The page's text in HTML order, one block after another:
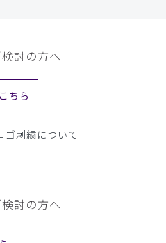
討の方へ
ちら
ゴ刺繍について
討の方へ